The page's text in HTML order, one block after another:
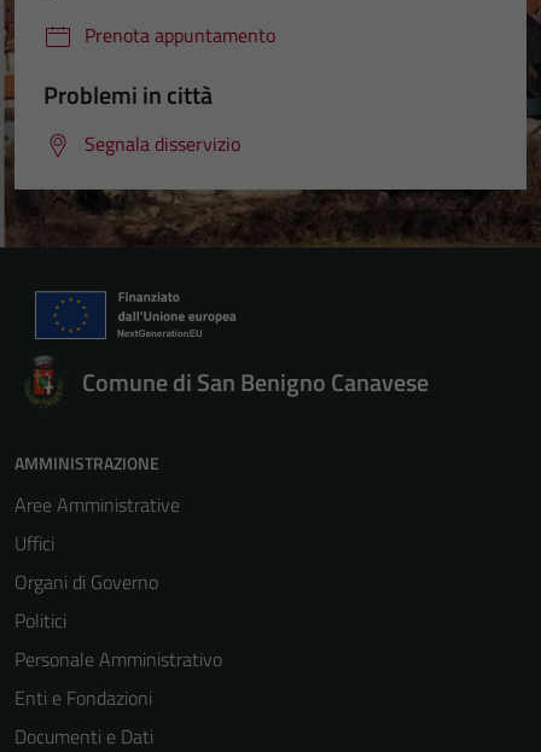
Prenota appuntamento
Problemi in città
Segnala disservizio
Comune di San Benigno Canavese
AMMINISTRAZIONE
Aree Amministrative
Uffici
Organi di Governo
Politici
Personale Amministrativo
Enti e Fondazioni
Documenti e Dati